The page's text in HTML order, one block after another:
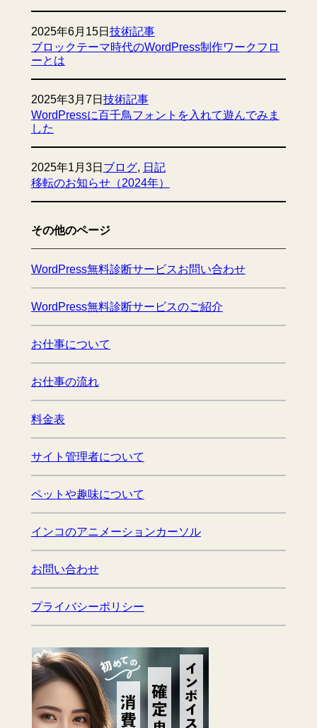
2025年6月15日 技術記事
ブロックテーマ時代のWordPress制作ワークフロ
ーとは
2025年3月7日 技術記事
WordPressに百千鳥フォントを入れて遊んでみま
した
2025年1月3日 ブログ, 日記
移転のお知らせ（2024年）
その他のページ
WordPress無料診断サービスお問い合わせ
WordPress無料診断サービスのご紹介
お仕事について
お仕事の流れ
料金表
サイト管理者について
ペットや趣味について
インコのアニメーションカーソル
お問い合わせ
プライバシーポリシー